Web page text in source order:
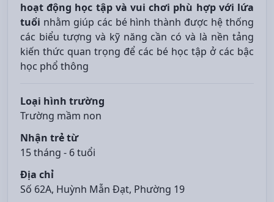
hoạt động học tập và vui chơi phù hợp với lứa
tuổi nhằm giúp các bé hình thành được hệ thống
các biểu tượng và kỹ năng cần có và là nền tảng
kiến thức quan trọng để các bé học tập ở các bậc
học phổ thông
Loại hình trường
Trường mầm non
Nhận trẻ từ
15 tháng - 6 tuổi
Địa chỉ
Số 62A, Huỳnh Mẫn Đạt, Phường 19